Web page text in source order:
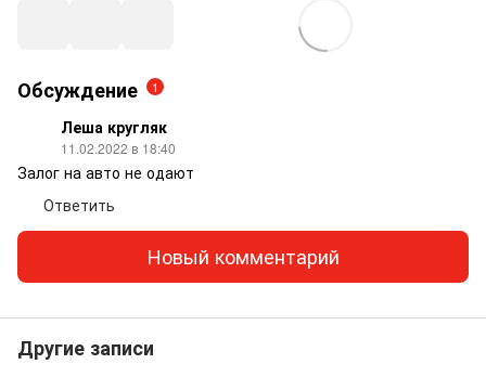
Обсуждение 1
Леша кругляк
11.02.2022 в 18:40
Залог на авто не одают
Ответить
Новый комментарий
Другие записи